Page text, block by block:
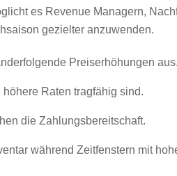
es Revenue Managern,
gezielter anzuwenden.
Preiserhöhungen aus.
Raten tragfähig sind.
die Zahlungsbereitschaft.
während Zeitfenstern mit